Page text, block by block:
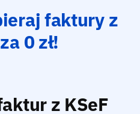
faktury z
0 zł!
z KSeF